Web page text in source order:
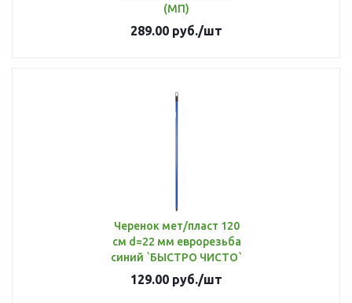
(МП)
289.00 руб./шт
Черенок мет/пласт 120
см d=22 мм еврорезьба
синий `БЫСТРО ЧИСТО`
129.00 руб./шт